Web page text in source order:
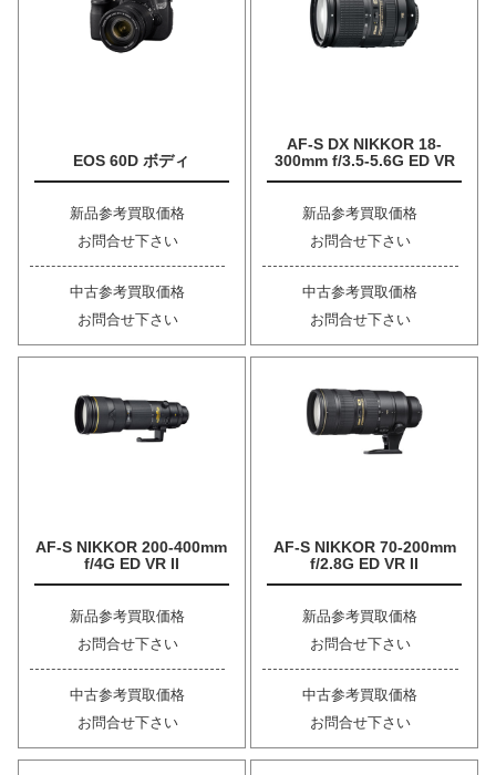
EOS 60D ボディ
新品参考買取価格
お問合せ下さい
中古参考買取価格
お問合せ下さい
AF-S DX NIKKOR 18-
300mm f/3.5-5.6G ED VR
新品参考買取価格
お問合せ下さい
中古参考買取価格
お問合せ下さい
AF-S NIKKOR 200-400mm
f/4G ED VR II
新品参考買取価格
お問合せ下さい
中古参考買取価格
お問合せ下さい
AF-S NIKKOR 70-200mm
f/2.8G ED VR II
新品参考買取価格
お問合せ下さい
中古参考買取価格
お問合せ下さい